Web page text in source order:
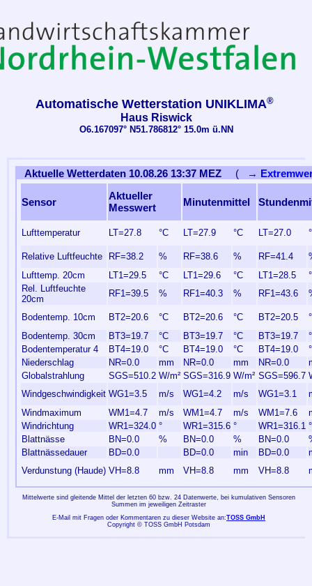
Automatische Wetterstation UNIKLIMA®
Haus Riswick
O6.167097° N51.786812° 15.0m ü.NN
Aktuelle Wetterdaten 10.08.26 13:37 MEZ ( →
Sensor
Aktueller
Messwert
Minutenmittel
Lufttemperatur LT=27.8 °C LT=27.9 °C LT=27.0
Relative Luftfeuchte RF=38.2 % RF=38.6 % RF=41.4
Lufttemp. 20cm
LT1=29.5 °C LT1=29.6 °C LT1=28.5
Rel. Luftfeuchte
20cm
RF1=39.5 % RF1=40.3 % RF1=43.6
Bodentemp. 10cm BT2=20.6 °C BT2=20.6 °C BT2=20.5
Bodentemp. 30cm
BT3=19.7 °C BT3=19.7 °C BT3=19.7
Bodentemperatur 4
BT4=19.0 °C BT4=19.0 °C BT4=19.0
Niederschlag
NR=0.0 mm NR=0.0 mm NR=0.0
Globalstrahlung
SGS=510.2 W/m² SGS=316.9 W/m² SGS=596.7
Windgeschwindigkeit WG1=3.5 m/s WG1=4.2 m/s WG1=3.1
Windmaximum
WM1=4.7 m/s WM1=4.7 m/s WM1=7.6
Windrichtung
WR1=324.0 ° WR1=315.6 ° WR1=316.1 °
Blattnässe
BN=0.0 % BN=0.0 % BN=0.0
Blattnässedauer
BD=0.0 BD=0.0 min BD=0.0
Verdunstung (Haude) VH=8.8 mm VH=8.8 mm VH=8.8
Mittelwerte sind gleitende Mittel der letzten 60 bzw. 24 Datenwerte, bei kumulativen Sensoren
Summen im jeweiligen Zeitraster
E-Mail mit Fragen oder Kommentaren zu dieser Website an:TOSS GmbH
Copyright © TOSS GmbH Potsdam